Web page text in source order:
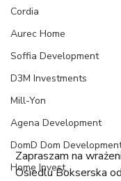
Cordia
Aurec Home
Soffia Development
D3M Investments
Mill-Yon
Agena Development
DomD Dom
Home Invest
Zapraszam na
Osiedlu Bokserska